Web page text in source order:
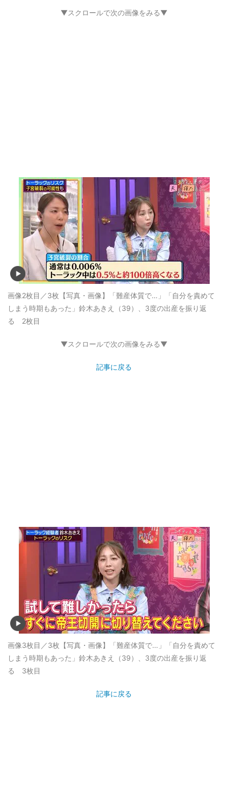
▼スクロールで次の画像をみる▼
画像2枚目／3枚 【写真・画像】「難産体質で…」「自分を責めて
しまう時期もあった」鈴木あきえ（39）、3度の出産を振り返
る 2枚目
▼スクロールで次の画像をみる▼
記事に戻る
画像3枚目／3枚 【写真・画像】「難産体質で…」「自分を責めて
しまう時期もあった」鈴木あきえ（39）、3度の出産を振り返
る 3枚目
記事に戻る